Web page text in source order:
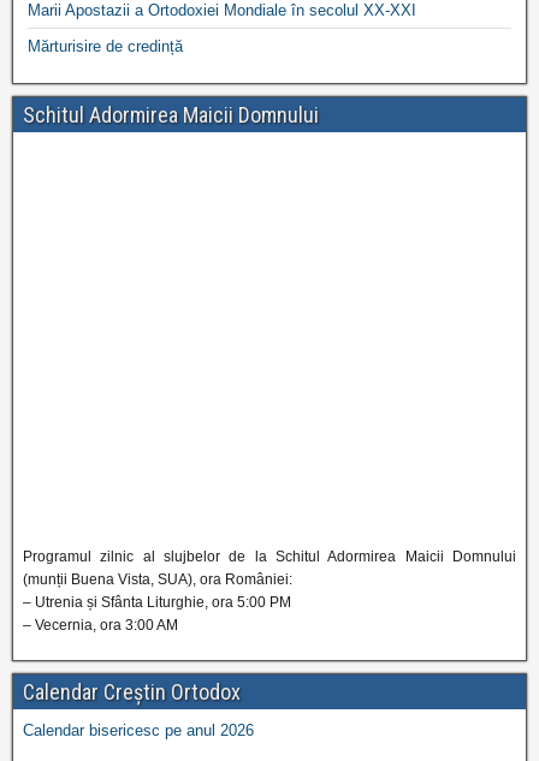
Marii Apostazii a Ortodoxiei Mondiale în secolul XX-XXI
Mărturisire de credință
Schitul Adormirea Maicii Domnului
Programul zilnic al slujbelor de la Schitul Adormirea Maicii Domnului
(munții Buena Vista, SUA), ora României:
– Utrenia și Sfânta Liturghie, ora 5:00 PM
– Vecernia, ora 3:00 AM
Calendar Creștin Ortodox
Calendar bisericesc pe anul 2026